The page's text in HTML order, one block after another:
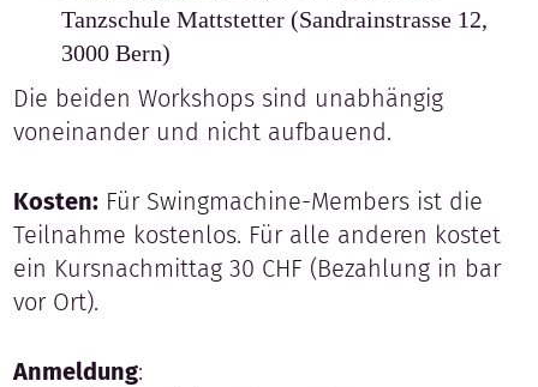
Tanzschule Mattstetter (Sandrainstrasse 12,
3000 Bern)
Die beiden Workshops sind unabhängig
voneinander und nicht aufbauend.
Kosten: Für Swingmachine-Members ist die
Teilnahme kostenlos. Für alle anderen kostet
ein Kursnachmittag 30 CHF (Bezahlung in bar
vor Ort).
Anmeldung: